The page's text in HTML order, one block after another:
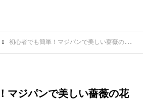
初心者でも簡単！マジパンで美しい薔薇の花を作る作り方のステップ
マジパンで美しい薔薇の花